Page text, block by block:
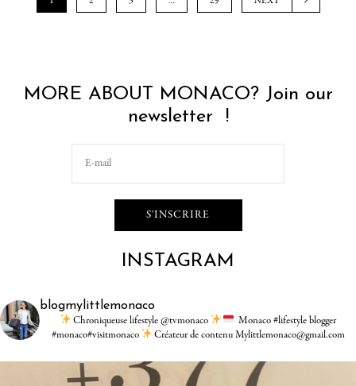
MORE ABOUT MONACO? Join our
newsletter !
INSTAGRAM
blogmylittlemonaco
Chroniqueuse lifestyle @tvmonaco
Monaco #lifestyle blogger
#monaco#visitmonaco
Créateur de contenu Mylittlemonaco@gmail.com